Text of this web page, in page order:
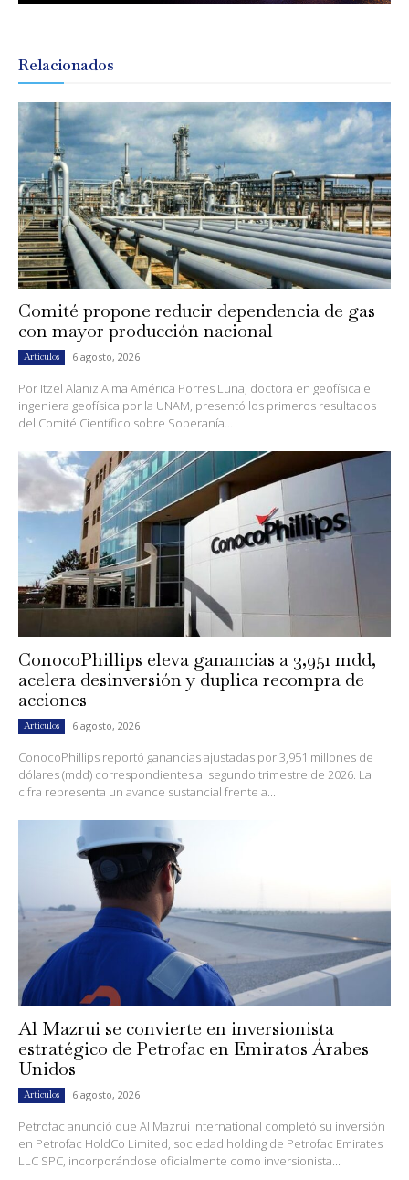
Relacionados
Comité propone reducir dependencia de gas
con mayor producción nacional
Artículos 6 agosto, 2026
Por Itzel Alaniz Alma América Porres Luna, doctora en geofísica e
ingeniera geofísica por la UNAM, presentó los primeros resultados
del Comité Científico sobre Soberanía...
ConocoPhillips eleva ganancias a 3,951 mdd,
acelera desinversión y duplica recompra de
acciones
Artículos 6 agosto, 2026
ConocoPhillips reportó ganancias ajustadas por 3,951 millones de
dólares (mdd) correspondientes al segundo trimestre de 2026. La
cifra representa un avance sustancial frente a...
Al Mazrui se convierte en inversionista
estratégico de Petrofac en Emiratos Árabes
Unidos
Artículos 6 agosto, 2026
Petrofac anunció que Al Mazrui International completó su inversión
en Petrofac HoldCo Limited, sociedad holding de Petrofac Emirates
LLC SPC, incorporándose oficialmente como inversionista...